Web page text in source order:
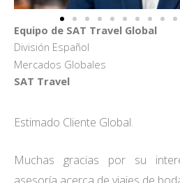
Equipo de SAT Travel Global
División Español
Mercados Globales
SAT Travel
Estimado Cliente Global.
Muchas gracias por su